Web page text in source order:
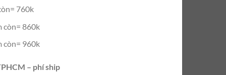
760k
còn= 860k
còn= 960k
– phí ship